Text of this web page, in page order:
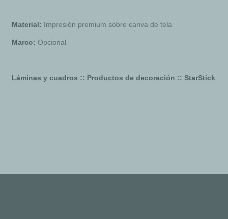
Material: Impresión premium sobre canva de tela
Marco:Opcional
Láminas y cuadros :: Productos de decoración :: StarStick